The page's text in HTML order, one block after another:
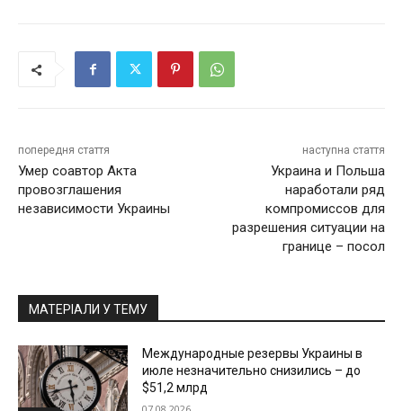
попередня стаття
Умер соавтор Акта
провозглашения
независимости Украины
наступна стаття
Украина и Польша
наработали ряд
компромиссов для
разрешения ситуации на
границе – посол
МАТЕРІАЛИ У ТЕМУ
Международные резервы Украины в
июле незначительно снизились – до
$51,2 млрд